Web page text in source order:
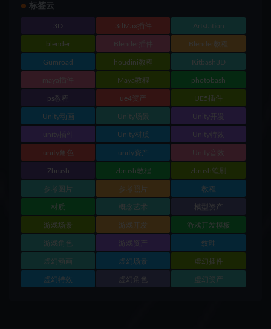
标签云
3D 3dMax插件 Artstation
blender Blender插件 Blender教程
Gumroad houdini教程 Kitbash3D
maya插件 Maya教程 photobash
ps教程 ue4资产 UE5插件
Unity动画 Unity场景 Unity开发
unity插件 Unity材质 Unity特效
unity角色 unity资产 Unity音效
Zbrush zbrush教程 zbrush笔刷
参考图片 参考照片 教程
材质 概念艺术 模型资产
游戏场景 游戏开发 游戏开发模板
游戏角色 游戏资产 纹理
虚幻动画 虚幻场景 虚幻插件
虚幻特效 虚幻角色 虚幻资产